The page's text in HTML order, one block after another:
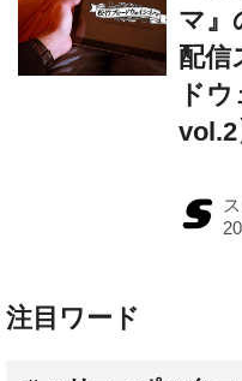
マ』
配信
ド
vol.2
注目ワード